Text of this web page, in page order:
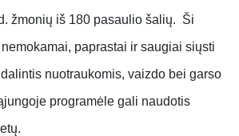
žmonių iš 180 pasaulio šalių. Ši
paprastai ir saugiai siųsti
nuotraukomis, vaizdo bei garso
programėle gali naudotis